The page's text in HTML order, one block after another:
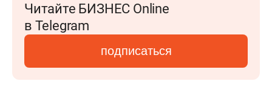
Читайте БИЗНЕС Online
в Telegram
подписаться